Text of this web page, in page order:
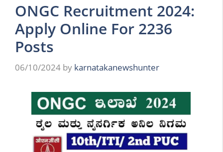
ONGC Recruitment 2024:
Apply Online For 2236
Posts
06/10/2024 by karnatakanewshunter